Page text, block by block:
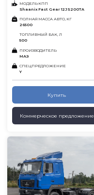
МОДЕЛЬ КПП
Shaanix Fast Gear 12JS200TA
ПОЛНАЯ МАССА АВТО, КГ
26500
ТОПЛИВНЫЙ БАК, Л
500
ПРОИЗВОДИТЕЛЬ
МАЗ
СПЕЦПРЕДЛОЖЕНИЕ
Y
Купить
Коммерческое предложение